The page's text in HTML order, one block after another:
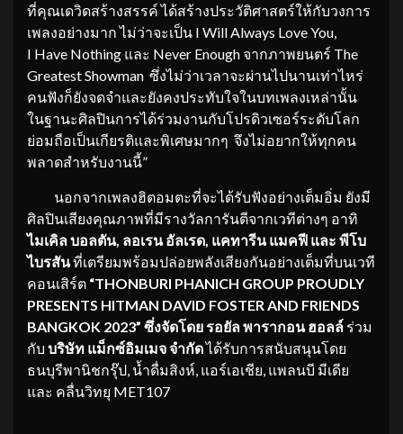
ที่คุณเดวิดสร้างสรรค์ ได้สร้างประวัติศาสตร์ให้กับวงการ
เพลงอย่างมาก ไม่ว่าจะเป็น I Will Always Love You,
I Have Nothing และ Never Enough จากภาพยนตร์ The
Greatest Showman ซึ่งไม่ว่าเวลาจะผ่านไปนานเท่าไหร่
คนฟังก็ยังจดจำและยังคงประทับใจในบทเพลงเหล่านั้น
ในฐานะศิลปินการได้ร่วมงานกับโปรดิวเซอร์ระดับโลก
ย่อมถือเป็นเกียรติและพิเศษมากๆ จึงไม่อยากให้ทุกคน
พลาดสำหรับงานนี้”
นอกจากเพลงฮิตอมตะที่จะได้รับฟังอย่างเต็มอิ่ม ยังมี
ศิลปินเสียงคุณภาพที่มีรางวัลการันตีจากเวทีต่างๆ อาทิ
ไมเคิล บอลตัน, ลอเรน อัลเรด, แคทารีน แมคฟี และ พีโบ
ไบรสันที่เตรียมพร้อมปล่อยพลังเสียงกันอย่างเต็มที่บนเวที
คอนเสิร์ต “THONBURI PHANICH GROUP PROUDLY
PRESENTS HITMAN DAVID FOSTER AND FRIENDS
BANGKOK 2023” ซึ่งจัดโดย รอยัล พารากอน ฮอลล์ ร่วม
กับ บริษัท แม็กซ์อิมเมจ จำกัดได้รับการสนับสนุนโดย
ธนบุรีพานิชกรุ๊ป, น้ำดื่มสิงห์, แอร์เอเชีย, แพลนบี มีเดีย
และ คลื่นวิทยุ MET107